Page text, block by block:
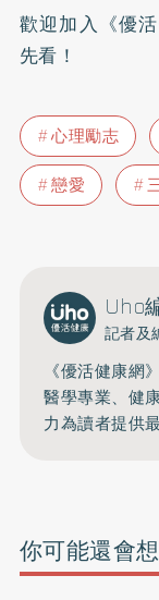
歡迎加入 《優
先看！
心理勵志
戀愛
Uho
記者及
《優活健康網
醫學專業、健
力為讀者提供
你可能還會